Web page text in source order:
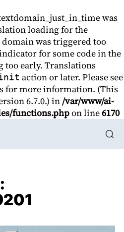
was
loading for the
domain was triggered too
for some code in the
early. Translations
action or later. Please see
for more information. (This
6.7.0.) in/var/www/ai-
functions.phpon line6170